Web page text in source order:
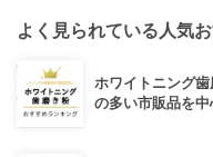
よく見られている人気
ホワイトニング
の多い市販品を中